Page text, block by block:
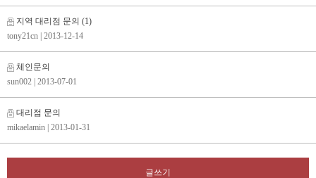
지역 대리점 문의 (1)
tony21cn | 2013-12-14
체인문의
sun002 | 2013-07-01
대리점 문의
mikaelamin | 2013-01-31
글쓰기